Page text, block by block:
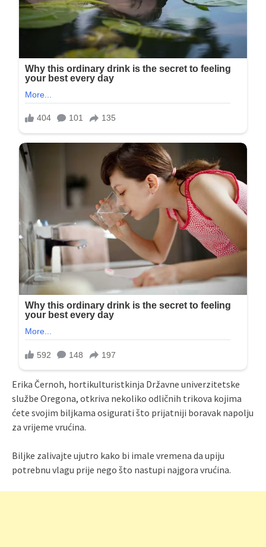
Erika Černoh, hortikulturistkinja Državne univerzitetske
službe Oregona, otkriva nekoliko odličnih trikova kojima
ćete svojim biljkama osigurati što prijatniji boravak napolju
za vrijeme vrućina.
Biljke zalivajte ujutro kako bi imale vremena da upiju
potrebnu vlagu prije nego što nastupi najgora vrućina.